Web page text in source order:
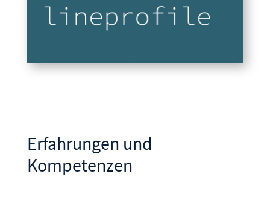
Erfahrungen und
Kompetenzen